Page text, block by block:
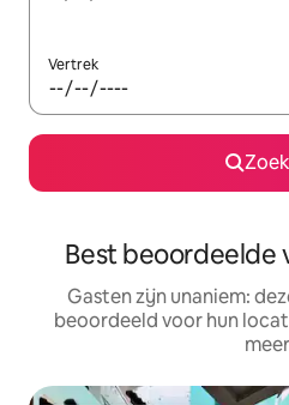
Vertrek
Best beoordeelde
Gasten zijn unaniem:
beoordeeld voor hun